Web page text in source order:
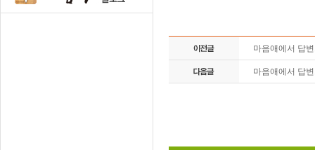
마음애에서 답
마음애에서 답